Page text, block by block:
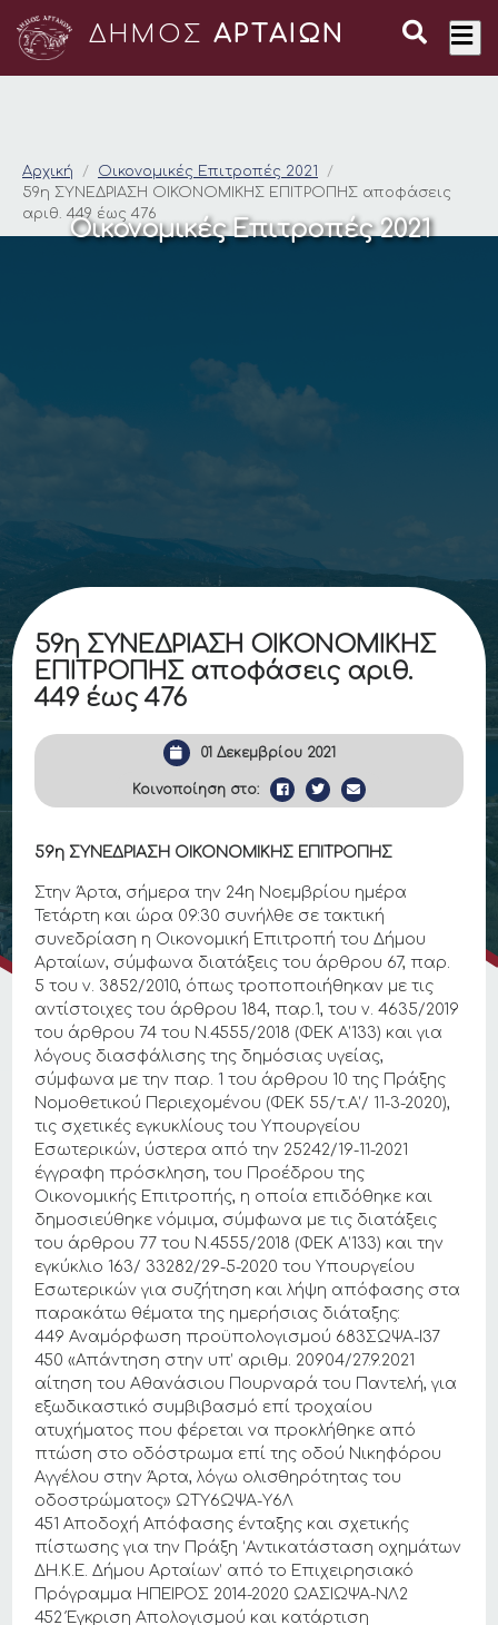
ΔΗΜΟΣ ΑΡΤΑΙΩΝ
59η ΣΥΝΕΔΡΙΑΣΗ
Αρχική
Οικονομικές Επιτροπές 2021
59η ΣΥΝΕΔΡΙΑΣΗ ΟΙΚΟΝΟΜΙΚΗΣ ΕΠΙΤΡΟΠΗΣ αποφάσεις
αριθ. 449 έως 476
Οικονομικές Επιτροπές 2021
59η ΣΥΝΕΔΡΙΑΣΗ ΟΙΚΟΝΟΜΙΚΗΣ
ΕΠΙΤΡΟΠΗΣ αποφάσεις αριθ.
449 έως 476
01 Δεκεμβρίου 2021
Κοινοποίηση στο:
59η ΣΥΝΕΔΡΙΑΣΗ ΟΙΚΟΝΟΜΙΚΗΣ ΕΠΙΤΡΟΠΗΣ
Στην Άρτα, σήμερα την 24η Νοεμβρίου ημέρα
Τετάρτη και ώρα 09:30 συνήλθε σε τακτική
συνεδρίαση η Οικονομική Επιτροπή του Δήμου
Αρταίων, σύμφωνα διατάξεις του άρθρου 67, παρ.
5 του ν. 3852/2010, όπως τροποποιήθηκαν με τις
αντίστοιχες του άρθρου 184, παρ.1, του ν. 4635/2019
του άρθρου 74 του Ν.4555/2018 (ΦΕΚ Α’133) και για
λόγους διασφάλισης της δημόσιας υγείας,
σύμφωνα με την παρ. 1 του άρθρου 10 της Πράξης
Νομοθετικού Περιεχομένου (ΦΕΚ 55/τ.Α’/ 11-3-2020),
τις σχετικές εγκυκλίους του Υπουργείου
Εσωτερικών, ύστερα από την 25242/19-11-2021
έγγραφη πρόσκληση, του Προέδρου της
Οικονομικής Επιτροπής, η οποία επιδόθηκε και
δημοσιεύθηκε νόμιμα, σύμφωνα με τις διατάξεις
του άρθρου 77 του Ν.4555/2018 (ΦΕΚ Α’133) και την
εγκύκλιο 163/ 33282/29-5-2020 του Υπουργείου
Εσωτερικών για συζήτηση και λήψη απόφασης στα
παρακάτω θέματα της ημερήσιας διάταξης:
449 Αναμόρφωση προϋπολογισμού 683ΣΩΨΑ-Ι37
450 «Απάντηση στην υπ’ αριθμ. 20904/27.9.2021
αίτηση του Αθανάσιου Πουρναρά του Παντελή, για
εξωδικαστικό συμβιβασμό επί τροχαίου
ατυχήματος που φέρεται να προκλήθηκε από
πτώση στο οδόστρωμα επί της οδού Νικηφόρου
Αγγέλου στην Άρτα, λόγω ολισθηρότητας του
οδοστρώματος» ΩΤΥ6ΩΨΑ-Υ6Λ
451 Αποδοχή Απόφασης ένταξης και σχετικής
πίστωσης για την Πράξη ‘Αντικατάσταση οχημάτων
ΔΗ.Κ.Ε. Δήμου Αρταίων’ από το Επιχειρησιακό
Πρόγραμμα ΗΠΕΙΡΟΣ 2014-2020 ΩΑΣΙΩΨΑ-ΝΛ2
452 Έγκριση Απολογισμού και κατάρτιση